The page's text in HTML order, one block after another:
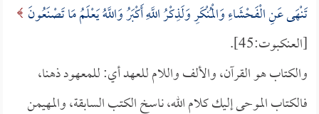
تَنْهَى عَنِ الْفَحْشَاءِ وَالْمُنْكَرِ وَلَذِكْرُ اللَّهِ أَكْبَرُ وَاللَّهُ يَعْلَمُ مَا تَصْنَعُونَ
[العنكبوت:45].
والكتاب هو القرآن، والألف واللام للعهد أي: للمعهود ذهنا،
فالكتاب الموحى إليك كلام الله، ناسخ الكتب السابقة، والمهيمن